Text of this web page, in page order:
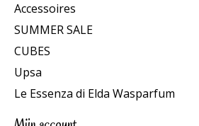
Accessoires
SUMMER SALE
CUBES
Upsa
Le Essenza di Elda Wasparfum